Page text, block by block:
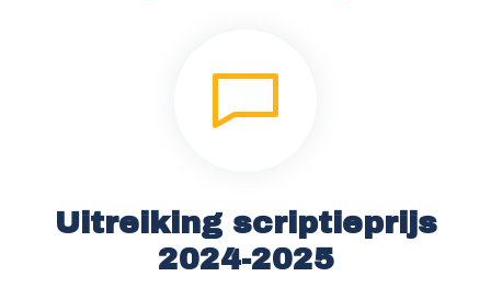
Uitreiking scriptieprijs
2024-2025